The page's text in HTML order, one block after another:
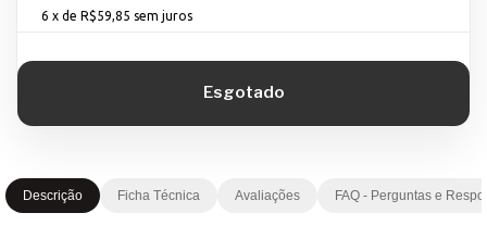
6 x de R$59,85 sem juros
Descrição Ficha Técnica Avaliações FAQ - Perguntas e